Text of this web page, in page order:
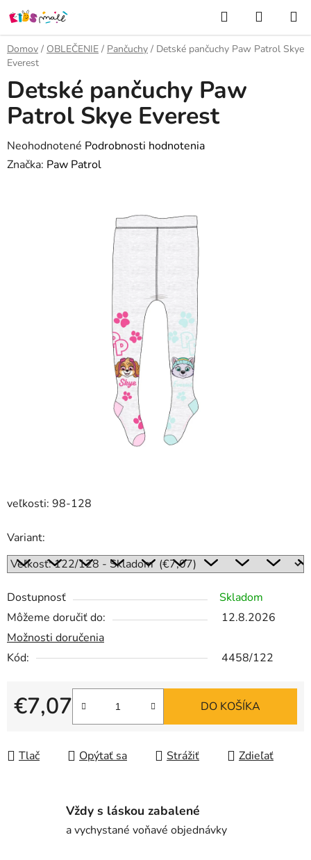
Prejsť
na
obsah
Hľadať
KOŠÍK
Domov / OBLEČENIE / Pančuchy / Detské pančuchy Paw Patrol Skye
Everest
veľkosti: 98-128
Variant:
Dostupnosť
Skladom
Môžeme doručiť do:
12.8.2026
Možnosti doručenia
Kód:
4458/122
€7,07
Jednotková cena:
DO KOŠÍKA
Tlač Opýtať sa Strážiť Zdieľať
Detské pančuchy Paw
Patrol Skye Everest
Priemerné
hodnotenie
Neohodnotené Podrobnosti hodnotenia
Značka: Paw Patrol
Vždy s láskou zabalené
a vychystané voňavé objednávky